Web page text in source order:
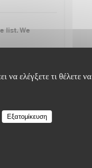
να ελέγξετε τι θέλετε να
Εξατομίκευση
list. We
that our wine
/ ΤΙΜΉ
sur
de la